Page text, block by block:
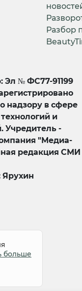
Разбор
Эл № ФС77-91199
надзору в сфере
и
Учредитель -
"Медиа-
редакция СМИ
Ярухин
больше